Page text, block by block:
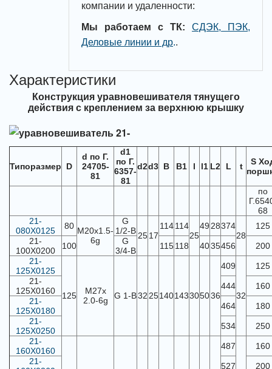
компании и удаленности:
Мы работаем с ТК:
СДЭК, ПЭК,
Деловые линии и др..
Характеристики
Конструкция уравновешивателя тянущего
действия с креплением за верхнюю крышку
Типоразмер D
d по Г.
24705-
81
d1
по Г.
6357-
81
d2d3 В В1 l l1 L2 L t
S
по
68
21-
080Х0125
80 М20х1.5-
6g
G
1/2-В 25 17
114 114
25
49 28374
28
125
21-
100Х0200
100
G
3/4-В
115 118 4035456
200
21-
125Х0125
125
М27х
2.0-6g
G 1-В32 25140143305036
409
32
125
21-
125Х0160
444
160
21-
125Х0180
464
180
21-
125Х0250
534
250
21-
160Х0160
487
160
21-
527 200